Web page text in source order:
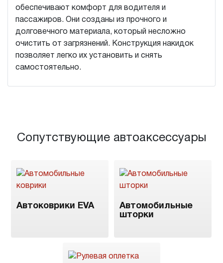
обеспечивают комфорт для водителя и
пассажиров. Они созданы из прочного и
долговечного материала, который несложно
очистить от загрязнений. Конструкция накидок
позволяет легко их установить и снять
самостоятельно.
Сопутствующие автоаксессуары
Автоковрики EVA
Автомобильные
шторки